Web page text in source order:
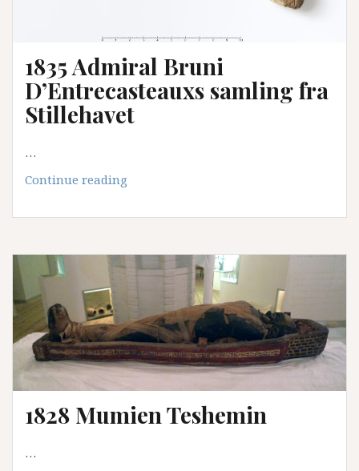
1835 Admiral Bruni
D’Entrecasteauxs samling fra
Stillehavet
…
Continue reading
Bruni
samling
fra
Stillehavet
1828 Mumien Teshemin
…